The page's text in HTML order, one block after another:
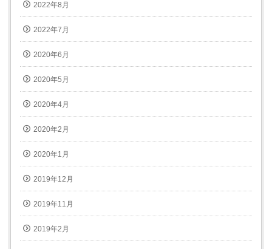
2022年8月
2022年7月
2020年6月
2020年5月
2020年4月
2020年2月
2020年1月
2019年12月
2019年11月
2019年2月